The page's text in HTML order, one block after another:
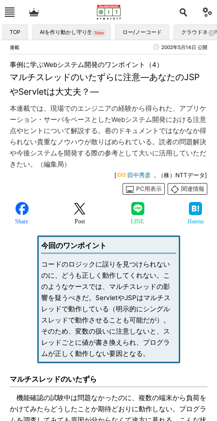
TOP AIを作り動かし守り生かす ロー/ノーコード クラウドネイ
連載 2002年5月14日 公開
マルチスレッドのいたずらに注意―あなたのJSP
やServletは大丈夫？―
事例に学ぶWebシステム開発のワンポイント（4）
本連載では、現場でのエンジニアの経験から得られた、アプリケ
ーション・サーバをベースとしたWebシステム開発における注意
点やヒントについて解説する。巷のドキュメントではなかなか得
られない貴重なノウハウが散りばめられている。読者の問題解決
や今後システムを開発する際の参考として大いに活用していただ
きたい。（編集局）
[ 田中秀彦 ，（株）NTTデータ]
PC用表示
関連情報
Share Post LINE Hatena
今回のワンポイント
コードのロジックに誤りを見つけられない
のに、どうも正しく動作してくれない。こ
のようなケースでは、マルチスレッドの影
響を疑うべきだ。ServletやJSPはマルチス
レッドで動作している（明示的にシングル
スレッドで動作させることも可能だが）。
そのため、変数の扱いに注意しないと、ス
レッドごとに値が書き換えられ、プログラ
ムが正しく動作しない要因となる。
マルチスレッドのいたずら
機能確認の試験中は問題なかったのに、複数の端末から負荷を
かけてみたらどうしたことか期待どおりに動作しない。プログラ